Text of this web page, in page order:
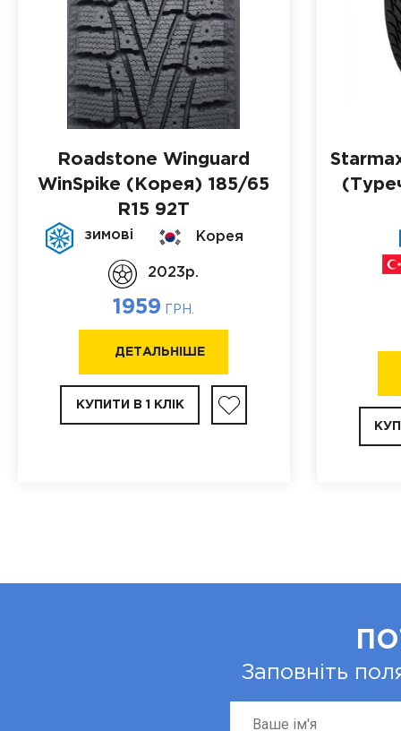
Roadstone Winguard
WinSpike (Корея) 185/65
R15 92T
зимові Корея
2023p.
1959 ГРН.
ДЕТАЛЬНІШЕ
КУПИТИ В 1 КЛІК
Заповніть